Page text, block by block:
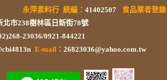
永萍素料行 統編 ： 41402507 食品業者登
北市238樹林區日新街78號
23036/0921-844221
E-mail： 26823036@yahoo.com.tw